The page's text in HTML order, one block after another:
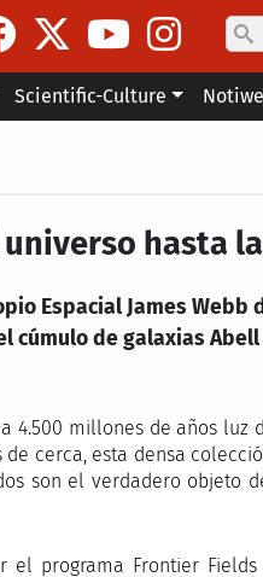
Scientific-Culture
hasta
Espacial James Webb
de galaxias Abell
4.500 millones de años
cerca, esta densa
son el verdadero objeto
programa Frontier